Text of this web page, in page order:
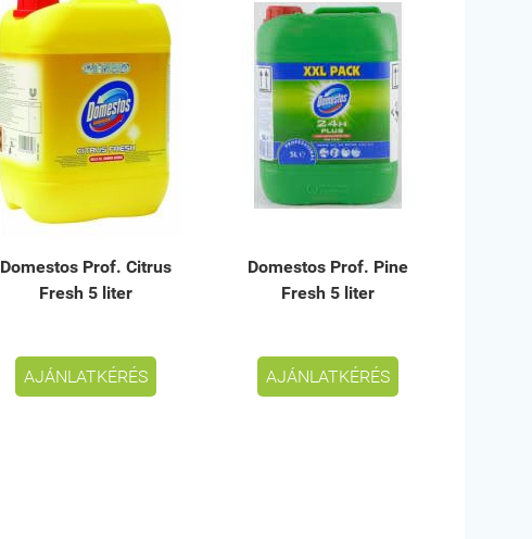
Domestos Prof. Citrus
Fresh 5 liter
AJÁNLATKÉRÉS
Domestos Prof. Pine
Fresh 5 liter
AJÁNLATKÉRÉS